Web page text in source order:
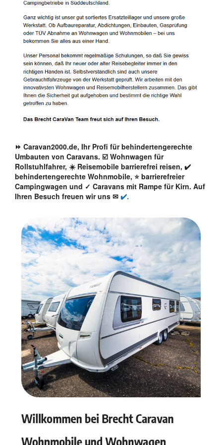
⏩ Caravan2000.de, Ihr Profi für behindertengerechte
Umbauten von Caravans. ☑️ Wohnwagen für
Rollstuhlfahrer, ☀️ Reisemobile barrierefrei reisen, ✔️
behindertengerechte Wohnmobile, ⭐ barrierefreier
Campingwagen und ✓ Caravans mit Rampe für Kirn. Auf
Ihren Besuch freuen wir uns ✉ ✔️.